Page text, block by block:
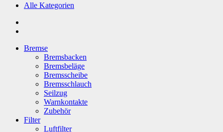
Alle Kategorien
Bremse
Bremsbacken
Bremsbeläge
Bremsscheibe
Bremsschlauch
Seilzug
Warnkontakte
Zubehör
Filter
Luftfilter